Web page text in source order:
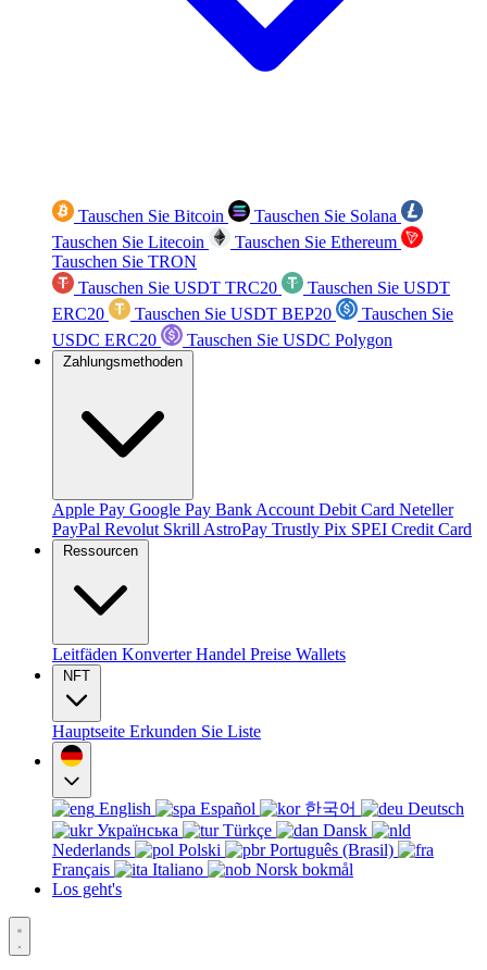
Tauschen Sie Bitcoin
Tauschen Sie Solana
Tauschen Sie Litecoin
Tauschen Sie Ethereum
Tauschen Sie TRON
Tauschen Sie USDT TRC20
Tauschen Sie USDT
ERC20
Tauschen Sie USDT BEP20
Tauschen Sie
USDC ERC20
Tauschen Sie USDC Polygon
Zahlungsmethoden
Apple Pay Google Pay Bank Account Debit Card Neteller
PayPal Revolut Skrill AstroPay Trustly Pix SPEI Credit Card
Ressourcen
Leitfäden KonverterHandel Preise Wallets
NFT
Hauptseite Erkunden Sie Liste
English Español 한국어
Deutsch
Українська
Türkçe
Dansk
Nederlands
Polski
Português (Brasil)
Français
Italiano
Norsk bokmål
Los geht's